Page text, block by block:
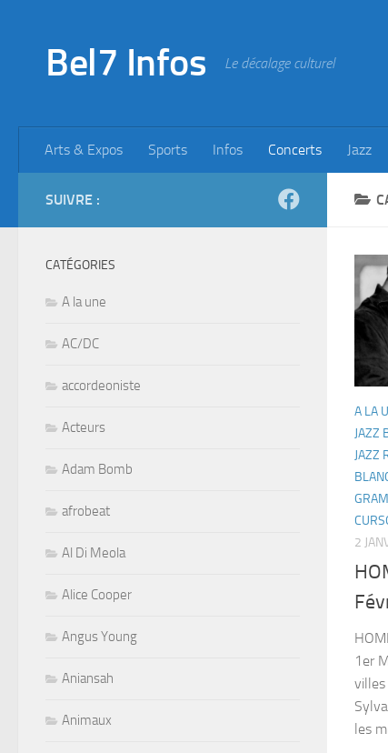
Bel7 Infos Le décalage culturel
Arts & Expos Sports Infos Concerts Jazz
A LA
JAZZ
JAZZ
2
1er
villes
les
SUIVRE :
CATÉGORIES
A la une
AC/DC
accordeoniste
Acteurs
Adam Bomb
afrobeat
Al Di Meola
Alice Cooper
Angus Young
Aniansah
Animaux